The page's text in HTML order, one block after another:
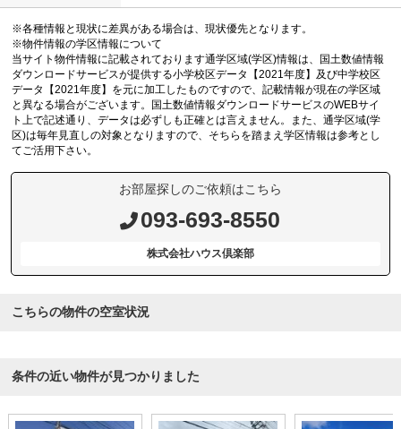
※各種情報と現状に差異がある場合は、現状優先となります。
※物件情報の学区情報について
当サイト物件情報に記載されております通学区域(学区)情報は、国土数値情報
ダウンロードサービスが提供する小学校区データ【2021年度】及び中学校区
データ【2021年度】を元に加工したものですので、記載情報が現在の学区域
と異なる場合がございます。国土数値情報ダウンロードサービスのWEBサイ
ト上で記述通り、データは必ずしも正確とは言えません。また、通学区域(学
区)は毎年見直しの対象となりますので、そちらを踏まえ学区情報は参考とし
てご活用下さい。
お部屋探しのご依頼はこちら
093-693-8550
株式会社ハウス倶楽部
こちらの物件の空室状況
条件の近い物件が見つかりました